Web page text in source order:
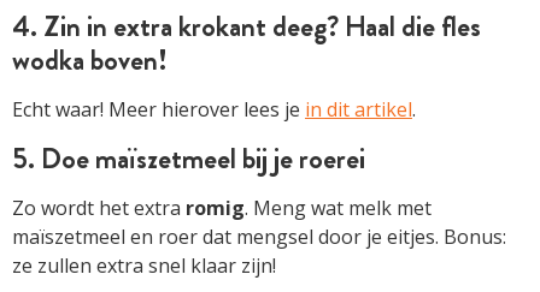
4. Zin in extra krokant deeg? Haal die fles
wodka boven!
Echt waar! Meer hierover lees je in dit artikel.
5. Doe maïszetmeel bij je roerei
Zo wordt het extra romig. Meng wat melk met
maïszetmeel en roer dat mengsel door je eitjes. Bonus:
ze zullen extra snel klaar zijn!